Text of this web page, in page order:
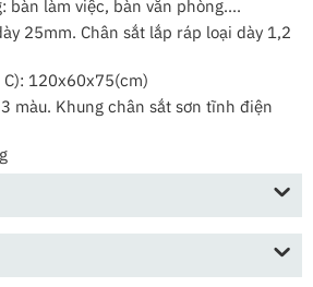
bàn làm việc, bàn văn phòng....
25mm. Chân sắt lắp ráp loại dày 1,2
120x60x75(cm)
màu. Khung chân sắt sơn tĩnh điện